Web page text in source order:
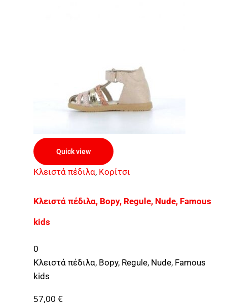
Quick view
Κλειστά πέδιλα, Κορίτσι
Κλειστά πέδιλα, Bopy, Regule, Nude, Famous
kids
0
Κλειστά πέδιλα, Bopy, Regule, Nude, Famous
kids
57,00 €